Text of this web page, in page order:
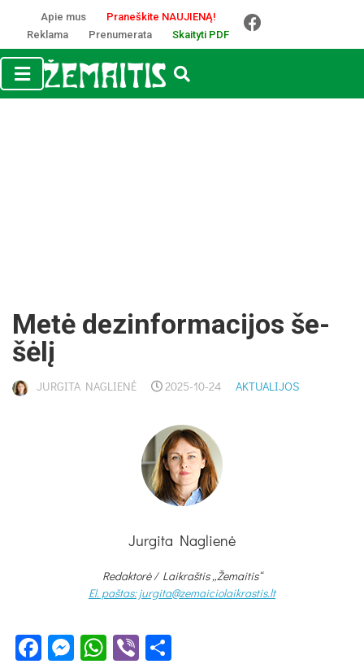
Apie mus
Praneškite NAUJIENĄ!
Reklama
Prenumerata Skaityti PDF
Me­tė de­zin­for­ma­ci­jos še­
šė­lį
JURGITA NAGLIENĖ 2025-10-24 AKTUALIJOS
Jurgita Naglienė
Redaktorė / Laikraštis „Žemaitis“
El. paštas: jurgita@zemaiciolaikrastis.lt
Facebook
Messenger
WhatsApp
Viber